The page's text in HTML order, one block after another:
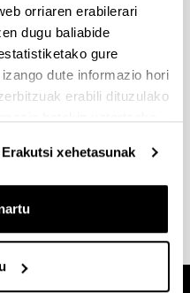
orriaren erabilerari
dugu baliabide
gure
dute informazio hori
erabili dituzulako
Erakutsi xehetasunak
ditugu
Université de
Mittweida,